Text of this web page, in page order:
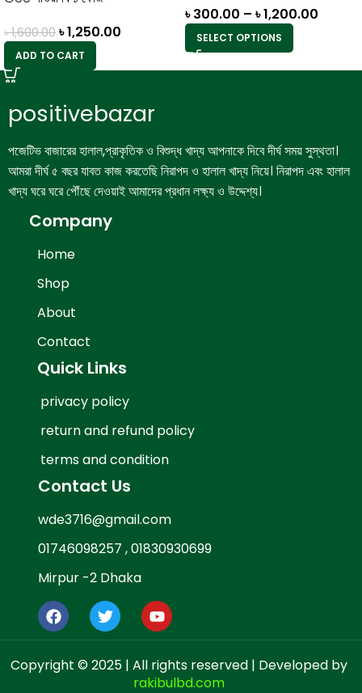
৳1,600.00 ৳1,250.00
ADD TO CART
৳300.00 – ৳1,200.00
SELECT OPTIONS
positivebazar
পজেটিভ বাজারের হালাল,প্রাকৃতিক ও বিশুদ্ধ খাদ্য আপনাকে দিবে দীর্ঘ সময় সুস্থতা।
আমরা দীর্ঘ ৫ বছর যাবত কাজ করতেছি নিরাপদ ও হালাল খাদ্য নিয়ে। নিরাপদ এবং হালাল
খাদ্য ঘরে ঘরে পৌঁছে দেওয়াই আমাদের প্রধান লক্ষ্য ও উদ্দেশ্য।
Company
Home
Shop
About
Contact
Quick Links
privacy policy
return and refund policy
terms and condition
Contact Us
wde3716@gmail.com
01746098257 , 01830930699
Mirpur -2 Dhaka
Copyright © 2025 | All rights reserved | Developed by
rakibulbd.com